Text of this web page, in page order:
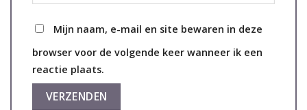
Mijn naam, e-mail en site bewaren in deze
browser voor de volgende keer wanneer ik een
reactie plaats.